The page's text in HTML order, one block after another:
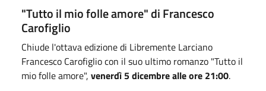
"Tutto il mio folle amore" di Francesco
Carofiglio
Chiude l'ottava edizione di Libremente Larciano
Francesco Carofiglio con il suo ultimo romanzo "Tutto il
mio folle amore", venerdì 5 dicembre alle ore 21:00.